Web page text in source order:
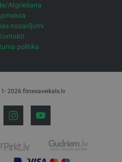
Atgriešana
nosacījumi
politika
2026 fitnesaveikals.lv